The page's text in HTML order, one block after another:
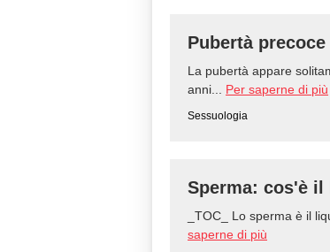
Pubertà precoce
La pubertà appare
anni... Per saperne di più
Sessuologia
Sperma: cos'è
_TOC_ Lo sperma è il
saperne di più